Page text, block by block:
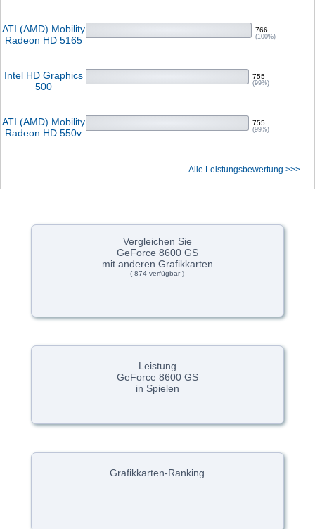
ATI (AMD) Mobility
Radeon HD 5165
766
(100%)
Intel HD Graphics
500
755
(99%)
ATI (AMD) Mobility
Radeon HD 550v
755
(99%)
Alle Leistungsbewertung >>>
Vergleichen Sie
GeForce 8600 GS
mit anderen Grafikkarten
( 874 verfügbar )
Leistung
GeForce 8600 GS
in Spielen
Grafikkarten-Ranking